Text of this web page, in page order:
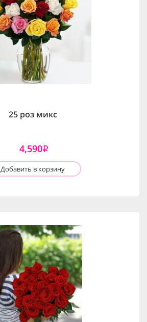
25 роз микс
4,590i
Добавить в корзину